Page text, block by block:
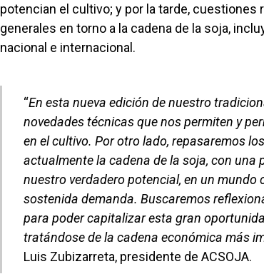
potencian el cultivo; y por la tarde,
generales en torno a la cadena de la soja,
nacional e internacional.
“En esta nueva edición de nuestro
novedades técnicas que nos permiten y
en el cultivo. Por otro lado, repasaremos
actualmente la cadena de la soja, con una
nuestro verdadero potencial, en un mundo
sostenida demanda. Buscaremos
para poder capitalizar esta gran
tratándose de la cadena económica más
Luis Zubizarreta, presidente de ACSOJA.